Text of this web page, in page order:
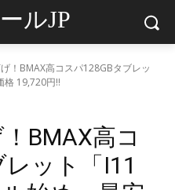
ルJP
げ！BMAX高コスパ128GBタブレッ
格 19,720円‼
BMAX高コ
ット「I11